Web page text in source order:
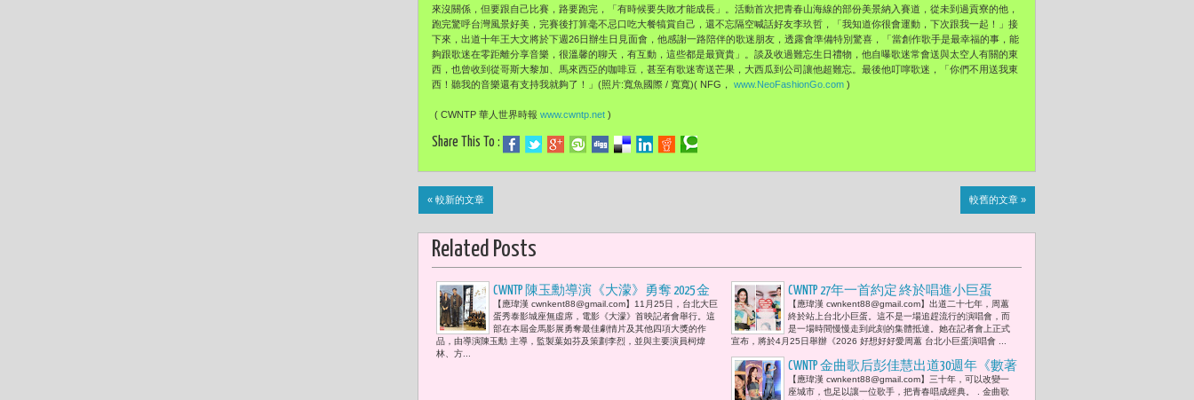
來沒關係，但要跟自己比賽，路要跑完，「有時候要失敗才能成長」。活動首次把青春山海線的部份美景納入賽道，從未到過貢寮的他，
跑完驚呼台灣風景好美，完賽後打算毫不忌口吃大餐犒賞自己，還不忘隔空喊話好友李玖哲，「我知道你很會運動，下次跟我一起！」接
下來，出道十年王大文將於下週26日辦生日見面會，他感謝一路陪伴的歌迷朋友，透露會準備特別驚喜，「當創作歌手是最幸福的事，能
夠跟歌迷在零距離分享音樂，很溫馨的聊天，有互動，這些都是最寶貴」。談及收過難忘生日禮物，他自曝歌迷常會送與太空人有關的東
西，也曾收到從哥斯大黎加、馬來西亞的咖啡豆，甚至有歌迷寄送芒果，大西瓜到公司讓他超難忘。最後他叮嚀歌迷，「你們不用送我東
西！聽我的音樂還有支持我就夠了！」(照片:寬魚國際 / 寬寬)( NFG， www.NeoFashionGo.com )
( CWNTP 華人世界時報 www.cwntp.net )
Share This To :
« 較新的文章 較舊的文章 »
Related Posts
CWNTP 陳玉勳導演《大濛》勇奪 2025 金
馬影展最佳劇情首映會 柯煒林、方郁
婷、9m88、曾敬驊、劉冠廷等同台亮相
票房破5億 李烈、葉如芬與9m88將穿上
【應瑋漢 cwnkent88@gmail.com】11月25日，台北大巨
蛋秀泰影城座無虛席，電影《大濛》首映記者會舉行。這
部在本屆金馬影展勇奪最佳劇情片及其他四項大獎的作
品，由導演陳玉勳 主導，監製葉如芬及策劃李烈，並與主要演員柯煒
林、方...
CWNTP 27年一首約定 終於唱進小巨蛋
《2026 好想好好愛周蕙 台北小巨蛋演唱
會》周蕙把滿滿能量 溫暖唱回每一位粉
絲聽眾
【應瑋漢 cwnkent88@gmail.com】出道二十七年，周蕙
終於站上台北小巨蛋。這不是一場追趕流行的演唱會，而
是一場時間慢慢走到此刻的集體抵達。她在記者會上正式
宣布，將於4月25日舉辦《2026 好想好好愛周蕙 台北小巨蛋演唱會 ...
CWNTP 金曲歌后彭佳慧出道30週年《數著
時間的日子》演唱會 從Pub唱到小巨蛋
【應瑋漢 cwnkent88@gmail.com】三十年，可以改變一
座城市，也足以讓一位歌手，把青春唱成經典。 . 金曲歌